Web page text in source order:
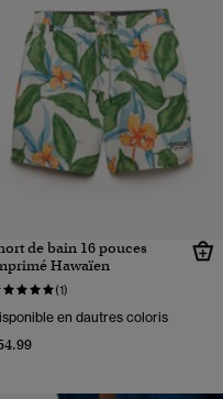
de bain 16 pouces
Hawaïen
(1)
en dautres coloris